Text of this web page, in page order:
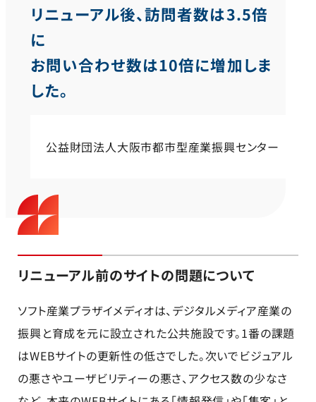
リニューアル後、訪問者数は3.5倍
に
お問い合わせ数は10倍に増加しま
した。
公益財団法人大阪市都市型産業振興センター
リニューアル前のサイトの問題について
ソフト産業プラザイメディオは、デジタルメディア産業の
振興と育成を元に設立された公共施設です。1番の課題
はWEBサイトの更新性の低さでした。次いでビジュアル
の悪さやユーザビリティーの悪さ、アクセス数の少なさ